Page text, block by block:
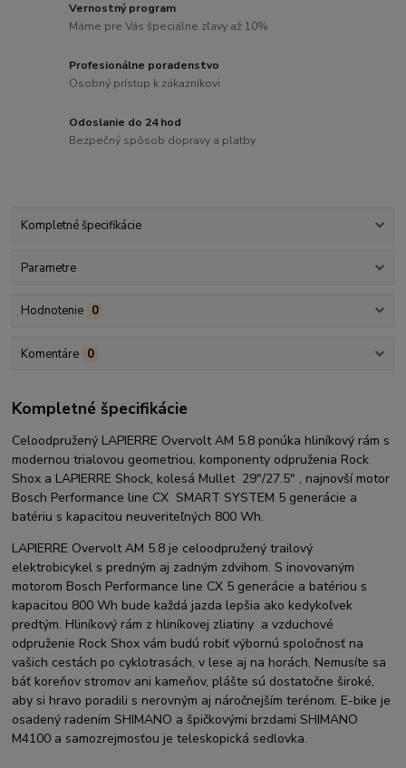
Vernostný program
Máme pre Vás špeciálne zľavy až 10%
Profesionálne poradenstvo
Osobný prístup k zákazníkovi
Odoslanie do 24 hod
Bezpečný spôsob dopravy a platby
Kompletné špecifikácie
Parametre
Hodnotenie 0
Komentáre 0
Kompletné špecifikácie
Celoodpružený LAPIERRE Overvolt AM 5.8 ponúka hliníkový rám s
modernou trialovou geometriou, komponenty odpruženia Rock
Shox a LAPIERRE Shock, kolesá Mullet 29"/27.5" , najnovší motor
Bosch Performance line CX SMART SYSTEM 5 generácie a
batériu s kapacitou neuveriteľných 800 Wh.
LAPIERRE Overvolt AM 5.8 je celoodpružený trailový
elektrobicykel s predným aj zadným zdvihom. S inovovaným
motorom Bosch Performance line CX 5 generácie a batériou s
kapacitou 800 Wh bude každá jazda lepšia ako kedykoľvek
predtým. Hliníkový rám z hliníkovej zliatiny a vzduchové
odpruženie Rock Shox vám budú robiť výbornú spoločnosť na
vašich cestách po cyklotrasách, v lese aj na horách. Nemusíte sa
báť koreňov stromov ani kameňov, plášte sú dostatočne široké,
aby si hravo poradili s nerovným aj náročnejším terénom. E-bike je
osadený radením SHIMANO a špičkovými brzdami SHIMANO
M4100 a samozrejmosťou je teleskopická sedlovka.